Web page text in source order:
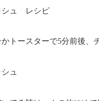
トースターで5分前後、